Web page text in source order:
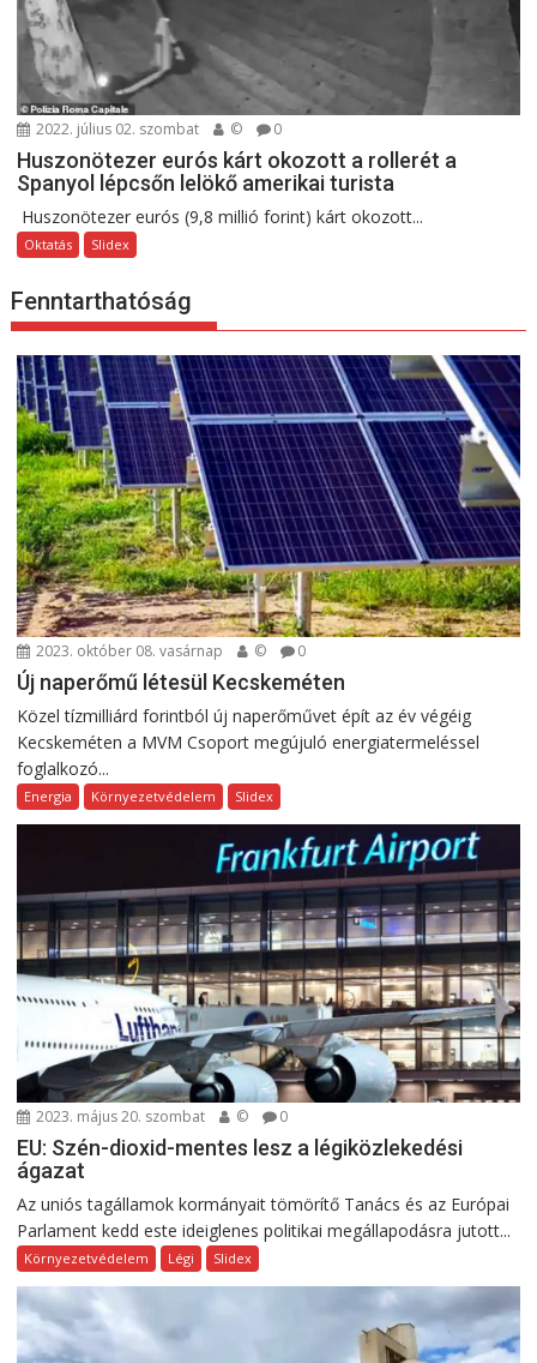
2022. július 02. szombat © 0
Huszonötezer eurós kárt okozott a rollerét a
Spanyol lépcsőn lelökő amerikai turista
Huszonötezer eurós (9,8 millió forint) kárt okozott...
Oktatás Slidex
Fenntarthatóság
2023. október 08. vasárnap © 0
Új naperőmű létesül Kecskeméten
Közel tízmilliárd forintból új naperőművet épít az év végéig
Kecskeméten a MVM Csoport megújuló energiatermeléssel
foglalkozó...
Energia Környezetvédelem Slidex
2023. május 20. szombat © 0
EU: Szén-dioxid-mentes lesz a légiközlekedési
ágazat
Az uniós tagállamok kormányait tömörítő Tanács és az Európai
Parlament kedd este ideiglenes politikai megállapodásra jutott...
Környezetvédelem Légi Slidex